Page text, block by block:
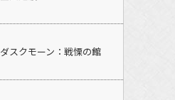
ダスクモーン：戦慄の館